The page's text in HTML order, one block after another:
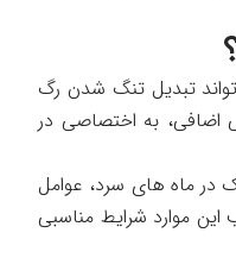
تبدیل تنگ شدن رگ
به اختصاصی در
در ماه های سرد، عوامل
موارد شرایط مناسبی